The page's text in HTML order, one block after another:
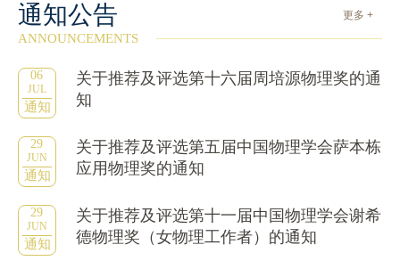
通知公告 更多 +
ANNOUNCEMENTS
06
JUL
通知
关于推荐及评选第十六届周培源物理奖的通
知
29
JUN
通知
关于推荐及评选第五届中国物理学会萨本栋
应用物理奖的通知
29
JUN
通知
关于推荐及评选第十一届中国物理学会谢希
德物理奖（女物理工作者）的通知